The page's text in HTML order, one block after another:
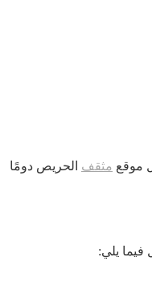
مثقف الحريص دومًا
فيما يلي: